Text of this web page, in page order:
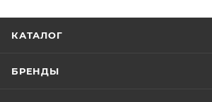
КАТАЛОГ
БРЕНДЫ